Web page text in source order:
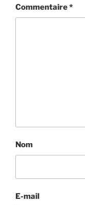
Commentaire*
Nom
E-mail